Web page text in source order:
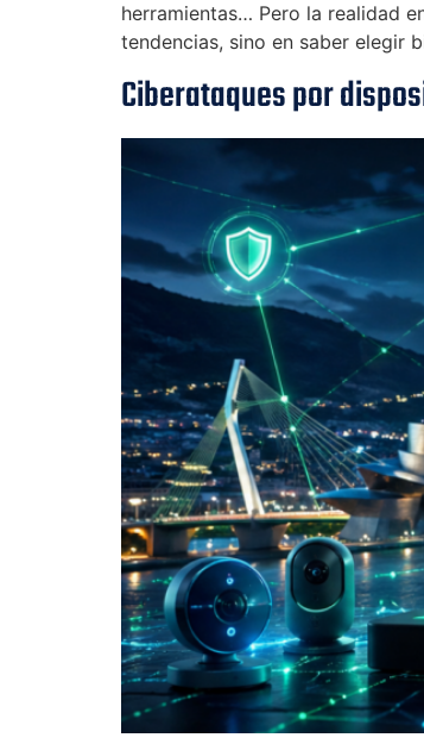
herramientas… Pero la realidad
tendencias, sino en saber elegir
Ciberataques por